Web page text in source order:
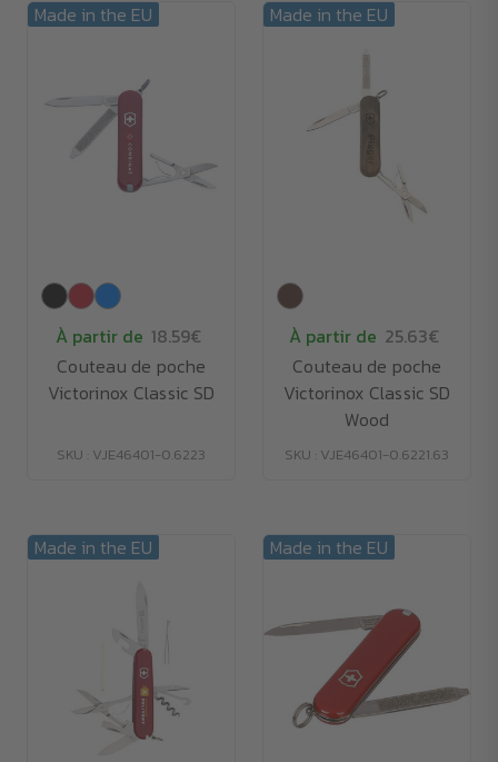
Made in the EU
À partir de 18.59€
Couteau de poche
Victorinox Classic SD
SKU : VJE46401-0.6223
Made in the EU
À partir de 25.63€
Couteau de poche
Victorinox Classic SD
Wood
SKU : VJE46401-0.6221.63
Made in the EU Made in the EU